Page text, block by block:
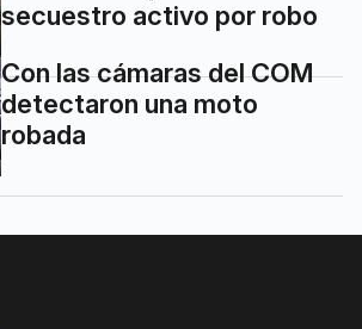
secuestro activo por robo
Con las cámaras del COM
detectaron una moto
robada